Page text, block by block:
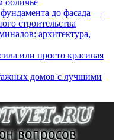
обличье
до фасада —
строительства
архитектура,
или просто красивая
домов с лучшими